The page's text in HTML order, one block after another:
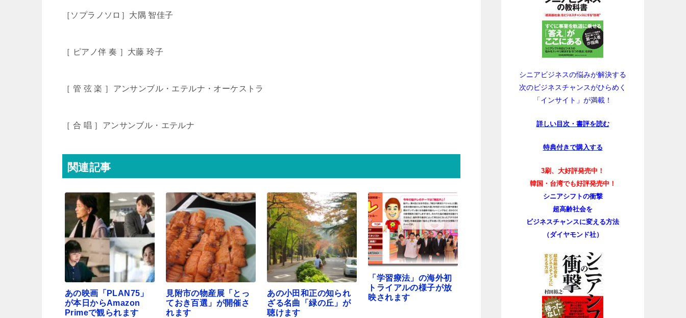
［ソプラノソロ］大隅 智佳子
［ ピアノ伴 奏 ］大藤 玲子
［ 管 弦 楽 ］アンサンブル・エテルナ・オーケストラ
［ 合 唱 ］アンサンブル・エテルナ
関連記事
あの映画「PLAN75」
が本日からAmazon
Primeで観られます
見附市の物産展「とっ
ておき百選」が開催さ
れます
あの小田和正の知られ
ざる名曲「緑の丘」が
聴けます
「学習療法」の海外初
トライアルの様子が放
映されます
シニアビジネスの悩みが解決する
次のビジネスチャンスがひらめく
「インサイト」が満載！
詳しい目次・書評を読む
特典付きで購入する
3刷、大好評発売中！
韓国・台湾でも好評発売中！
シニアシフトの衝撃
超高齢社会を
ビジネスチャンスに変える方法
（ダイヤモンド社）